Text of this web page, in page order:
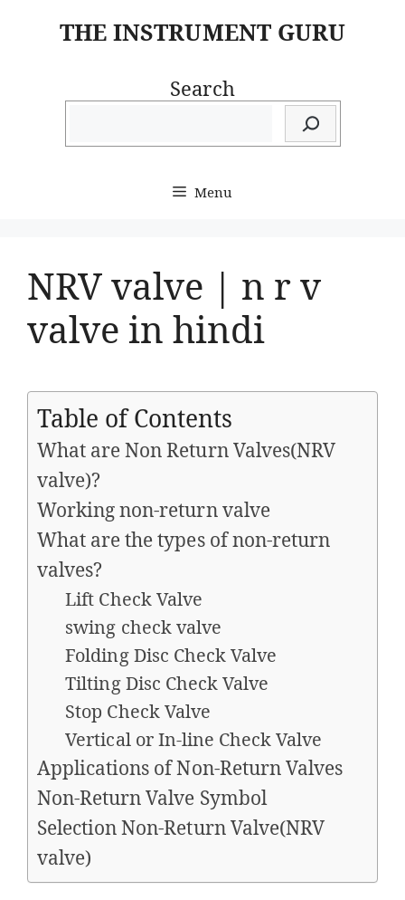
THE INSTRUMENT GURU
Search
Menu
NRV valve | n r v
valve in hindi
Table of Contents
What are Non Return Valves(NRV
valve)?
Working non-return valve
What are the types of non-return
valves?
Lift Check Valve
swing check valve
Folding Disc Check Valve
Tilting Disc Check Valve
Stop Check Valve
Vertical or In-line Check Valve
Applications of Non-Return Valves
Non-Return Valve Symbol
Selection Non-Return Valve(NRV
valve)